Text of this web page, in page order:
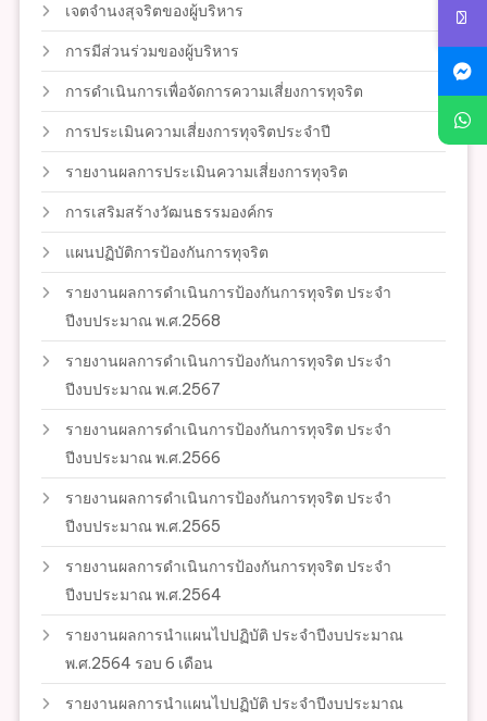
เจตจำนงสุจริตของผู้บริหาร
การมีส่วนร่วมของผู้บริหาร
การดำเนินการเพื่อจัดการความเสี่ยงการทุจริต
การประเมินความเสี่ยงการทุจริตประจำปี
รายงานผลการประเมินความเสี่ยงการทุจริต
การเสริมสร้างวัฒนธรรมองค์กร
แผนปฏิบัติการป้องกันการทุจริต
รายงานผลการดำเนินการป้องกันการทุจริต ประจำ
ปีงบประมาณ พ.ศ.2568
รายงานผลการดำเนินการป้องกันการทุจริต ประจำ
ปีงบประมาณ พ.ศ.2567
รายงานผลการดำเนินการป้องกันการทุจริต ประจำ
ปีงบประมาณ พ.ศ.2566
รายงานผลการดำเนินการป้องกันการทุจริต ประจำ
ปีงบประมาณ พ.ศ.2565
รายงานผลการดำเนินการป้องกันการทุจริต ประจำ
ปีงบประมาณ พ.ศ.2564
รายงานผลการนำแผนไปปฏิบัติ ประจำปีงบประมาณ
พ.ศ.2564 รอบ 6 เดือน
รายงานผลการนำแผนไปปฏิบัติ ประจำปีงบประมาณ